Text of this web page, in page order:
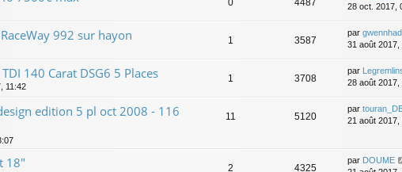
28 oct. 2017,
992 sur hayon 1 3587
par
31 août 2017,
140 Carat DSG6 5 Places
11:42
1 3708
par
28 août 2017,
edition 5 pl oct 2008 - 116 11 5120
par
21 août 2017,
18" 2 4325
par DOUME